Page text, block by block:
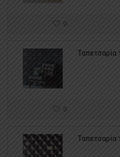
0
Ταπετσαρία
0
Ταπετσαρία